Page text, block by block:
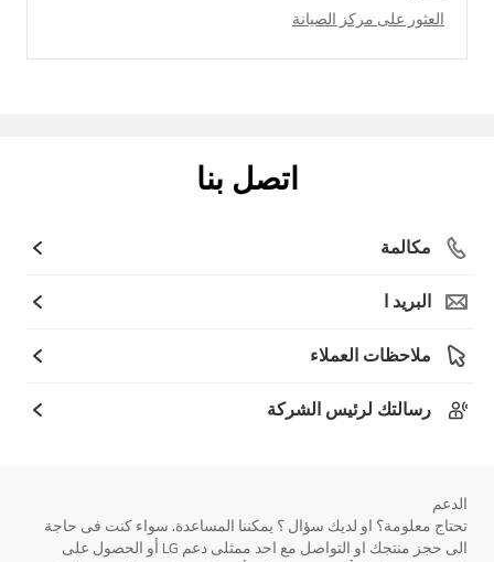
العثور على مركز الصيانة
اتصل بنا
مكالمة
البريد ا
ملاحظات العملاء
رسالتك لرئيس الشركة
الدعم
تحتاج معلومة؟ او لديك سؤال ؟ يمكننا المساعدة. سواء كنت فى حاجة
الى حجز منتجك او التواصل مع احد ممثلى دعم LG أو الحصول على